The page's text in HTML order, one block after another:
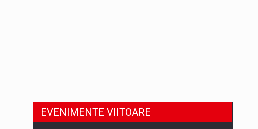
EVENIMENTE VIITOARE